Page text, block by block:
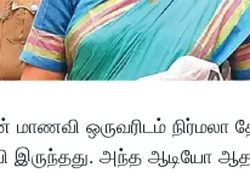
மாணவி ஒருவரிடம் நிர்மலா
இருந்தது. அந்த ஆடியோ